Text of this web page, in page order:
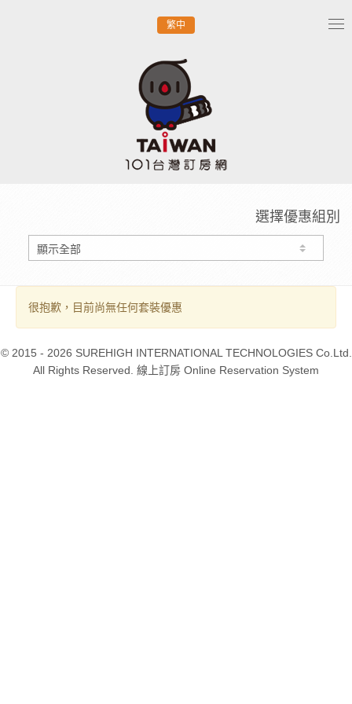
繁中
選擇優惠組別
很抱歉，目前尚無任何套裝優惠
© 2015 - 2026 SUREHIGH INTERNATIONAL TECHNOLOGIES Co.Ltd.
All Rights Reserved. 線上訂房 Online Reservation System